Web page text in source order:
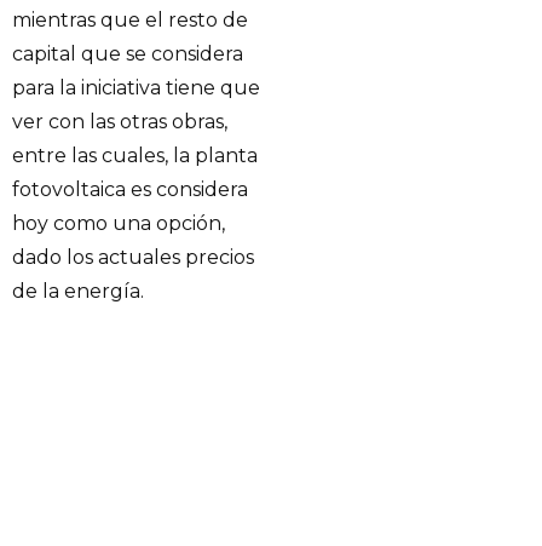
mientras que el resto de
capital que se considera
para la iniciativa tiene que
ver con las otras obras,
entre las cuales, la planta
fotovoltaica es considera
hoy como una opción,
dado los actuales precios
de la energía.